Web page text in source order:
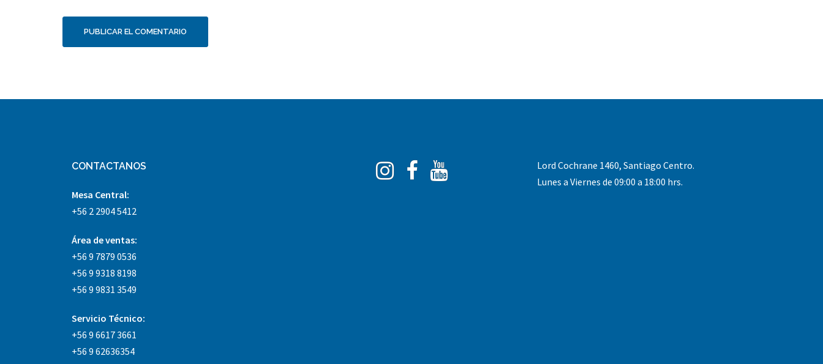
CONTACTANOS
Mesa Central:
+56 2 2904 5412
Área de ventas:
+56 9 7879 0536
+56 9 9318 8198
+56 9 9831 3549
Servicio Técnico:
+56 9 6617 3661
+56 9 62636354
Instagram
Facebook
Tube
Lord Cochrane 1460, Santiago Centro.
Lunes a Viernes de 09:00 a 18:00 hrs.